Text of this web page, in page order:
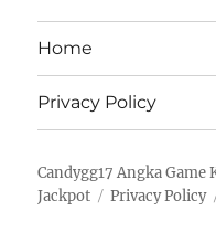
Home
Privacy Policy
Candygg17 Angka
Jackpot
Privacy Policy